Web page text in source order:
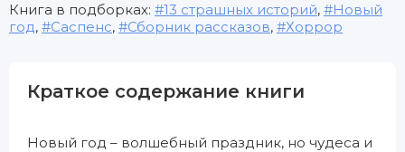
Книга в подборках: 13 страшных историй,
Новый
год, Саспенс, Сборник рассказов, Хоррор
Краткое содержание книги
Новый год – волшебный праздник, но чудеса и